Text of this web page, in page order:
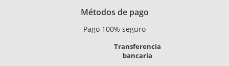
Métodos de pago
Pago 100% seguro
Transferencia
bancaria